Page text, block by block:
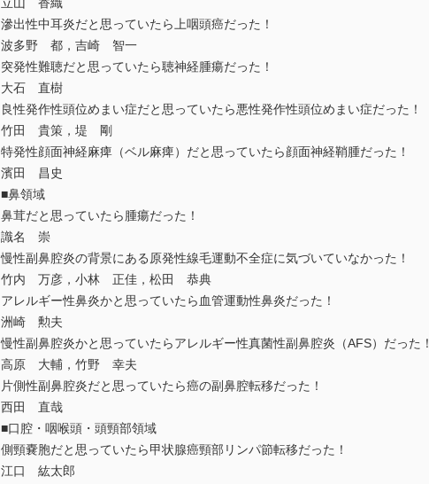
立山 香織
滲出性中耳炎だと思っていたら上咽頭癌だった！
波多野 都，吉崎 智一
突発性難聴だと思っていたら聴神経腫瘍だった！
大石 直樹
良性発作性頭位めまい症だと思っていたら悪性発作性頭位めまい症だった！
竹田 貴策，堤 剛
特発性顔面神経麻痺（ベル麻痺）だと思っていたら顔面神経鞘腫だった！
濱田 昌史
■鼻領域
鼻茸だと思っていたら腫瘍だった！
識名 崇
慢性副鼻腔炎の背景にある原発性線毛運動不全症に気づいていなかった！
竹内 万彦，小林 正佳，松田 恭典
アレルギー性鼻炎かと思っていたら血管運動性鼻炎だった！
洲崎 勲夫
慢性副鼻腔炎かと思っていたらアレルギー性真菌性副鼻腔炎（AFS）だった！
高原 大輔，竹野 幸夫
片側性副鼻腔炎だと思っていたら癌の副鼻腔転移だった！
西田 直哉
■口腔・咽喉頭・頭頸部領域
側頸嚢胞だと思っていたら甲状腺癌頸部リンパ節転移だった！
江口 紘太郎